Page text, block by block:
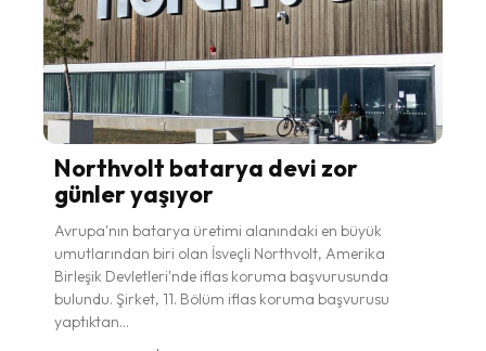
Northvolt batarya devi zor
günler yaşıyor
Avrupa'nın batarya üretimi alanındaki en büyük
umutlarından biri olan İsveçli Northvolt, Amerika
Birleşik Devletleri'nde iflas koruma başvurusunda
bulundu. Şirket, 11. Bölüm iflas koruma başvurusu
yaptıktan...